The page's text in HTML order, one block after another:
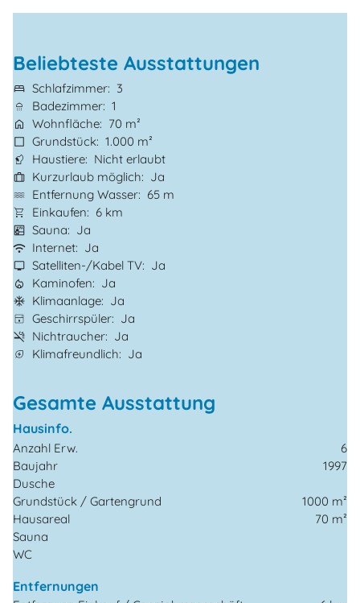
Beliebteste Ausstattungen
Schlafzimmer
3
Badezimmer 1
Wohnfläche
70 m²
Grundstück
1.000 m²
Haustiere
Nicht erlaubt
Kurzurlaub möglich
Ja
Entfernung Wasser
65 m
Einkaufen
6 km
Sauna
Ja
Internet
Ja
Satelliten-/Kabel TV
Ja
Kaminofen
Ja
Klimaanlage
Ja
Geschirrspüler
Ja
Nichtraucher
Ja
Klimafreundlich
Ja
Gesamte Ausstattung
Hausinfo.
Anzahl Erw.
6
Baujahr
1997
Dusche
Grundstück / Gartengrund
1000 m²
Hausareal
70 m²
Sauna
WC
Entfernungen